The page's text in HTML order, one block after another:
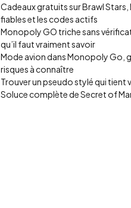
Cadeaux gratuits sur Brawl Stars,
fiables et les codes actifs
Monopoly GO triche sans
qu’il faut vraiment savoir
Mode avion dans Monopoly Go,
risques à connaître
Trouver un pseudo stylé qui tient
Soluce complète de Secret of